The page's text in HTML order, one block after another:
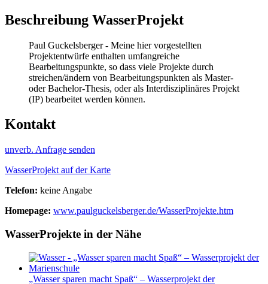
Beschreibung WasserProjekt
Paul Guckelsberger - Meine hier vorgestellten
Projektentwürfe enthalten umfangreiche
Bearbeitungspunkte, so dass viele Projekte durch
streichen/ändern von Bearbeitungspunkten als Master-
oder Bachelor-Thesis, oder als Interdisziplinäres Projekt
(IP) bearbeitet werden können.
Kontakt
unverb. Anfrage senden
WasserProjekt auf der Karte
Telefon: keine Angabe
Homepage: www.paulguckelsberger.de/WasserProjekte.htm
WasserProjekte in der Nähe
„Wasser sparen macht Spaß“ – Wasserprojekt der